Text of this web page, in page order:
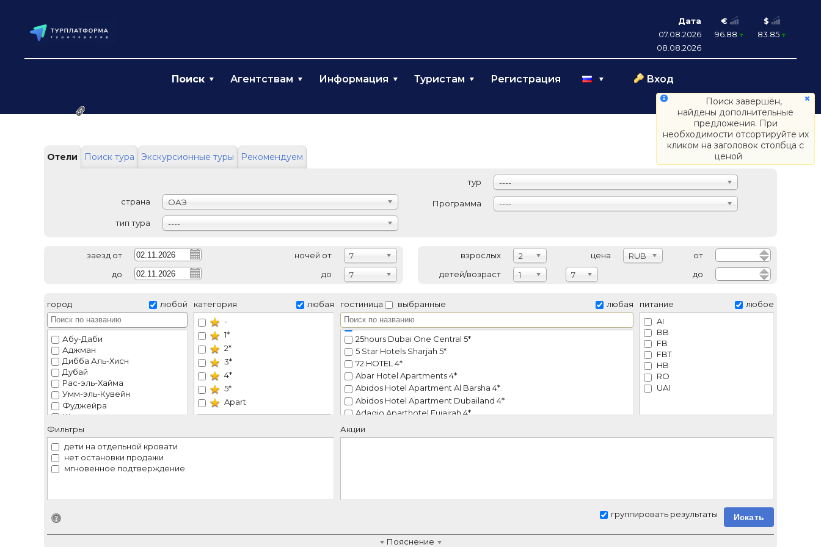
Дата €
$
07.08.2026
96.88
83.85
08.08.2026
Поиск Агентствам Информация Туристам Регистрация Вход
Отели Поиск тура Экскурсионные туры Рекомендуем
страна ОАЭ
тип тура ----
тур ----
Программа ----
заезд от ночей от
7
до
до 7
взрослых 2 цена RUB
от
детей/возраст
1 7 до
город любой
Абу-Даби
Аджман
Дибба Аль-Хисн
Дубай
Рас-эль-Хайма
Умм-эль-Кувейн
Фуджейра
Шарджа
Эль-Айн
категория
любая
-
1*
2*
3*
4*
5*
Apart
Рекомендуем
гостиница выбранные любая
JA Palm Tree Court 5*
25hours Dubai One Central 5*
5 Star Hotels Sharjah 5*
72 HOTEL 4*
Abar Hotel Apartments 4*
Abidos Hotel Apartment Al Barsha 4*
Abidos Hotel Apartment Dubailand 4*
Adagio Aparthotel Fujairah 4*
Address Beach Resort 5*
Address Montgomerie 5*
Ahmedia Heritage Guest House Hotel Apart
питание
любое
AI
BB
FB
FBT
HB
RO
UAI
Фильтры
дети на отдельной кровати
нет остановки продажи
мгновенное подтверждение
Акции
Искать
группировать результаты
Пояснение
предложения. При
необходимости отсортируйте их
кликом на заголовок столбца с
ценой